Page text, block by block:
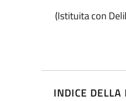
(Istituita con
INDICE DELLA